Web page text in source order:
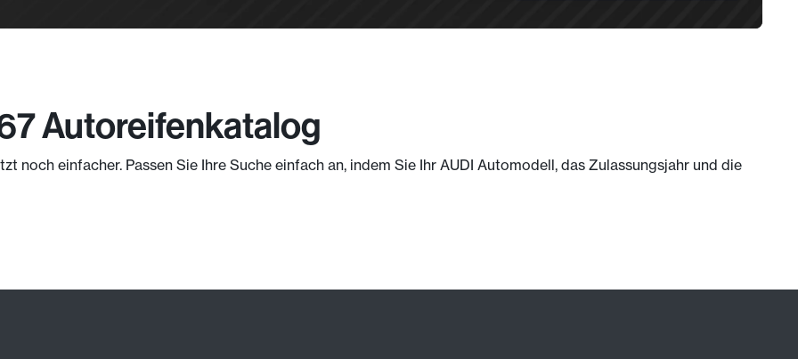
Autoreifenkatalog
noch einfacher. Passen Sie Ihre Suche einfach an, indem Sie Ihr AUDI Automodell, das Zulassungsjahr und die